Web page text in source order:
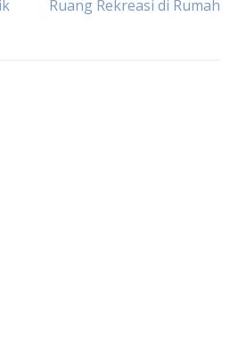
Ruang Rekreasi di Rumah